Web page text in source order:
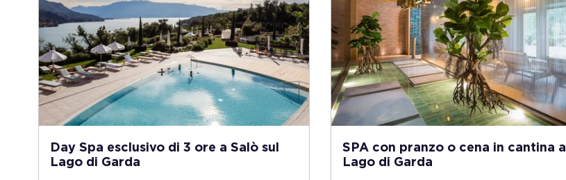
Day Spa esclusivo di 3 ore a Salò sul
Lago di Garda
SPA con pranzo o cena in cantina al
Lago di Garda